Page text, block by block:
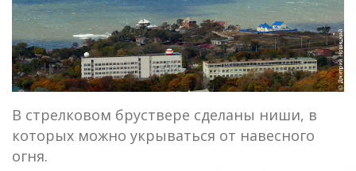
В стрелковом бруствере сделаны ниши, в
которых можно укрываться от навесного
огня.